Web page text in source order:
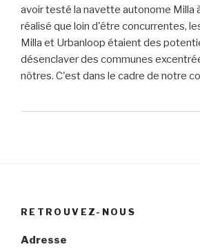
avoir testé la navette autonome Milla
réalisé que loin d'être concurrentes,
Milla et Urbanloop étaient des
désenclaver des communes
nôtres. C'est dans le cadre de notre
RETROUVEZ-NOUS
Adresse